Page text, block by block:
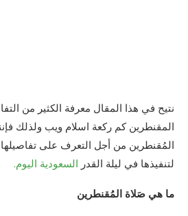
نتيح في هذا المقال معرفة الكثير من
المقنطرين كم ركعة اسلام ويب ولذلك
المُقنطرين من أجل التعرف على
لتنفيذها في ليلة القدر السعودية اليوم.
ما هي صَلاة المُقنطرين